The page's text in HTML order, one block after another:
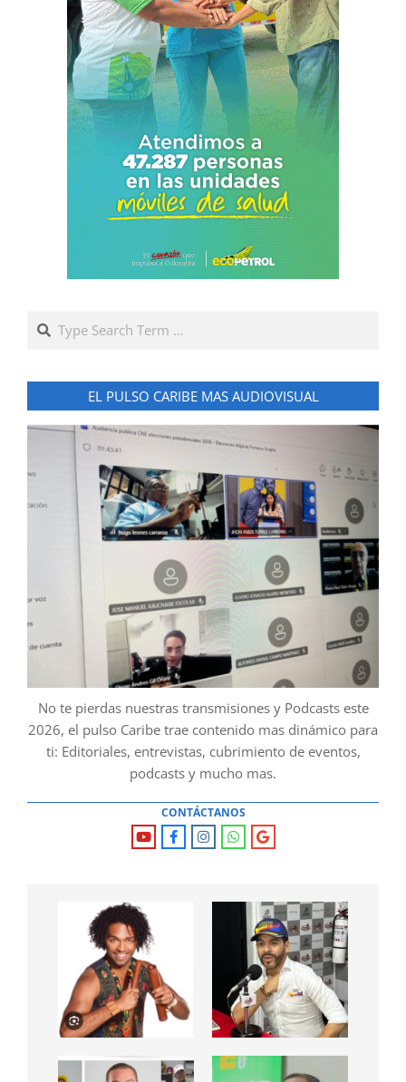
Search
EL PULSO CARIBE MAS AUDIOVISUAL
No te pierdas nuestras transmisiones y Podcasts este
2026, el pulso Caribe trae contenido mas dinámico para
ti: Editoriales, entrevistas, cubrimiento de eventos,
podcasts y mucho mas.
CONTÁCTANOS